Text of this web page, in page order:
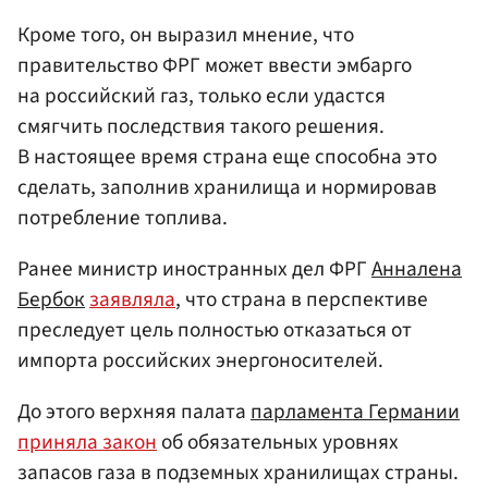
Кроме того, он выразил мнение, что
правительство ФРГ может ввести эмбарго
на российский газ, только если удастся
смягчить последствия такого решения.
В настоящее время страна еще способна это
сделать, заполнив хранилища и нормировав
потребление топлива.
Ранее министр иностранных дел ФРГАнналена
Бербокзаявляла, что страна в перспективе
преследует цель полностью отказаться от
импорта российских энергоносителей.
До этого верхняя палатапарламента Германии
приняла законоб обязательных уровнях
запасов газа в подземных хранилищах страны.